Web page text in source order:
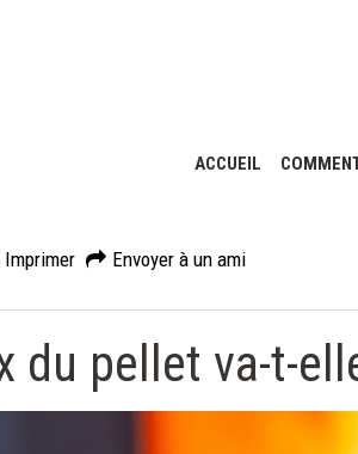
ACCUEIL
Imprimer Envoyer à un ami
du pellet va-t-